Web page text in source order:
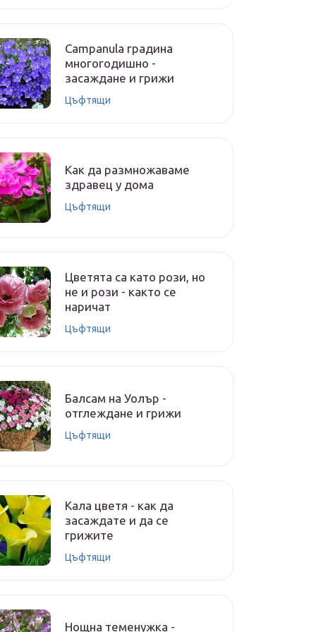
Campanula градина
многогодишно -
засаждане и грижи
Цъфтящи
Как да размножаваме
здравец у дома
Цъфтящи
Цветята са като рози, но
не и рози - както се
наричат
Цъфтящи
Балсам на Уолър -
отглеждане и грижи
Цъфтящи
Кала цветя - как да
засаждате и да се
грижите
Цъфтящи
Нощна теменужка -